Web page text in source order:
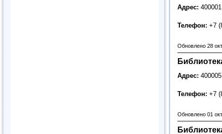
Адрес:
Телефон: +7
Обновлено 28
Адрес:
Телефон: +7
Обновлено 01